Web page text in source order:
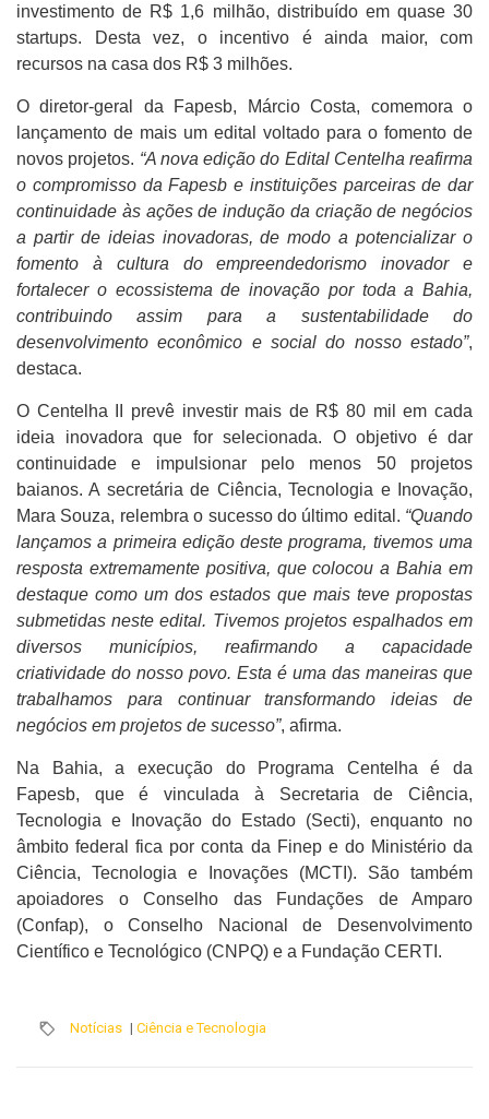
investimento de R$ 1,6 milhão, distribuído em quase 30
startups. Desta vez, o incentivo é ainda maior, com
recursos na casa dos R$ 3 milhões.
O diretor-geral da Fapesb, Márcio Costa, comemora o
lançamento de mais um edital voltado para o fomento de
novos projetos. “A nova edição do Edital Centelha reafirma
o compromisso da Fapesb e instituições parceiras de dar
continuidade às ações de indução da criação de negócios
a partir de ideias inovadoras, de modo a potencializar o
fomento à cultura do empreendedorismo inovador e
fortalecer o ecossistema de inovação por toda a Bahia,
contribuindo assim para a sustentabilidade do
desenvolvimento econômico e social do nosso estado”,
destaca.
O Centelha II prevê investir mais de R$ 80 mil em cada
ideia inovadora que for selecionada. O objetivo é dar
continuidade e impulsionar pelo menos 50 projetos
baianos. A secretária de Ciência, Tecnologia e Inovação,
Mara Souza, relembra o sucesso do último edital. “Quando
lançamos a primeira edição deste programa, tivemos uma
resposta extremamente positiva, que colocou a Bahia em
destaque como um dos estados que mais teve propostas
submetidas neste edital. Tivemos projetos espalhados em
diversos municípios, reafirmando a capacidade
criatividade do nosso povo. Esta é uma das maneiras que
trabalhamos para continuar transformando ideias de
negócios em projetos de sucesso”, afirma.
Na Bahia, a execução do Programa Centelha é da
Fapesb, que é vinculada à Secretaria de Ciência,
Tecnologia e Inovação do Estado (Secti), enquanto no
âmbito federal fica por conta da Finep e do Ministério da
Ciência, Tecnologia e Inovações (MCTI). São também
apoiadores o Conselho das Fundações de Amparo
(Confap), o Conselho Nacional de Desenvolvimento
Científico e Tecnológico (CNPQ) e a Fundação CERTI.
Notícias | Ciência e Tecnologia